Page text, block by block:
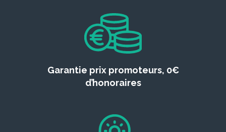
Garantie prix promoteurs, 0€
d’honoraires